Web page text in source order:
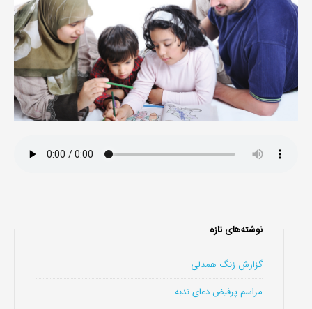
نوشته‌های تازه
گزارش زنگ همدلی
مراسم پرفیض دعای ندبه